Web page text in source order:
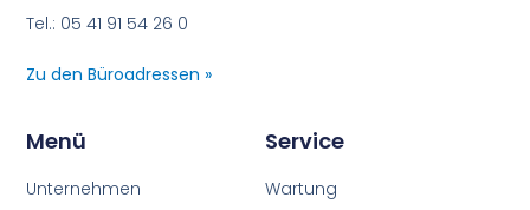
Service
Wartung
Menü
Unternehmen
Tel.: 05 41 91 54 26 0
Zu den Büroadressen »